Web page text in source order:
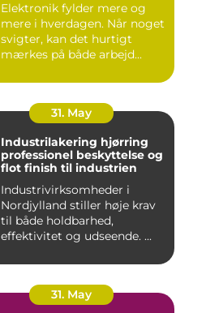
Elektronik fylder mere og
mere i hverdagen. Når noget
svigter, kan det hurtigt
mærkes på både arbejd...
31. May
Industrilakering hjørring
professionel beskyttelse og
flot finish til industrien
Industrivirksomheder i
Nordjylland stiller høje krav
til både holdbarhed,
effektivitet og udseende. ...
31. May